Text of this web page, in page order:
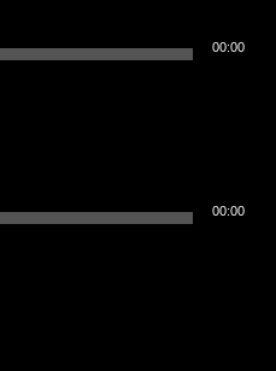
00:00
00:00